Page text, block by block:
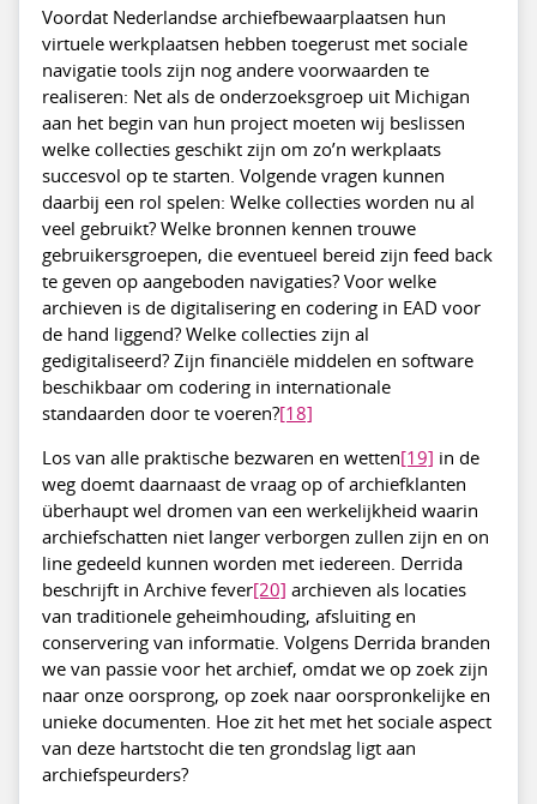
Voordat Nederlandse archiefbewaarplaatsen hun
virtuele werkplaatsen hebben toegerust met sociale
navigatie tools zijn nog andere voorwaarden te
realiseren: Net als de onderzoeksgroep uit Michigan
aan het begin van hun project moeten wij beslissen
welke collecties geschikt zijn om zo’n werkplaats
succesvol op te starten. Volgende vragen kunnen
daarbij een rol spelen: Welke collecties worden nu al
veel gebruikt? Welke bronnen kennen trouwe
gebruikersgroepen, die eventueel bereid zijn feed back
te geven op aangeboden navigaties? Voor welke
archieven is de digitalisering en codering in EAD voor
de hand liggend? Welke collecties zijn al
gedigitaliseerd? Zijn financiële middelen en software
beschikbaar om codering in internationale
standaarden door te voeren?[18]
Los van alle praktische bezwaren en wetten[19] in de
weg doemt daarnaast de vraag op of archiefklanten
überhaupt wel dromen van een werkelijkheid waarin
archiefschatten niet langer verborgen zullen zijn en on
line gedeeld kunnen worden met iedereen. Derrida
beschrijft in Archive fever[20] archieven als locaties
van traditionele geheimhouding, afsluiting en
conservering van informatie. Volgens Derrida branden
we van passie voor het archief, omdat we op zoek zijn
naar onze oorsprong, op zoek naar oorspronkelijke en
unieke documenten. Hoe zit het met het sociale aspect
van deze hartstocht die ten grondslag ligt aan
archiefspeurders?